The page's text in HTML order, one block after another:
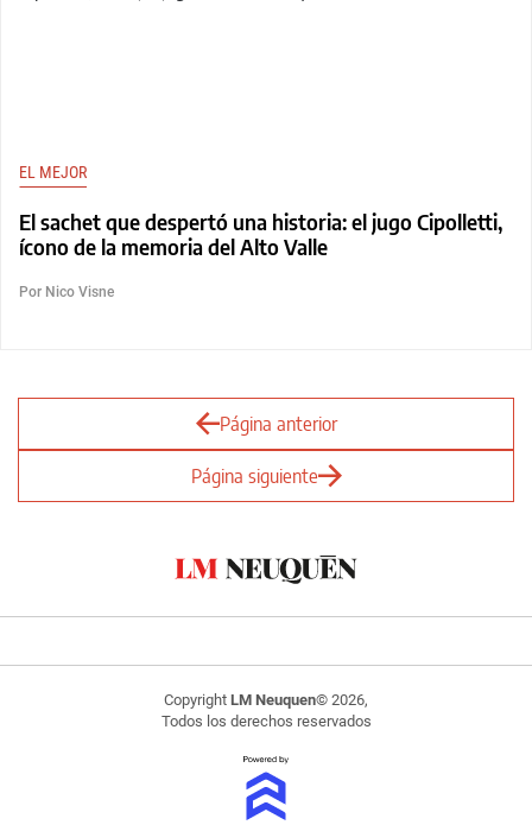
EL MEJOR
El sachet que despertó una historia: el jugo Cipolletti,
ícono de la memoria del Alto Valle
Por Nico Visne
Página anterior
Página siguiente
Copyright LM Neuquen© 2026,
Todos los derechos reservados